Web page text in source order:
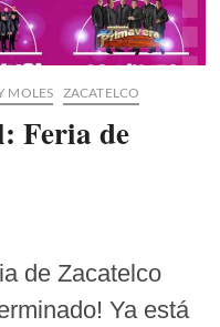
MOLES ZACATELCO
Feria de
de Zacatelco
Ya está